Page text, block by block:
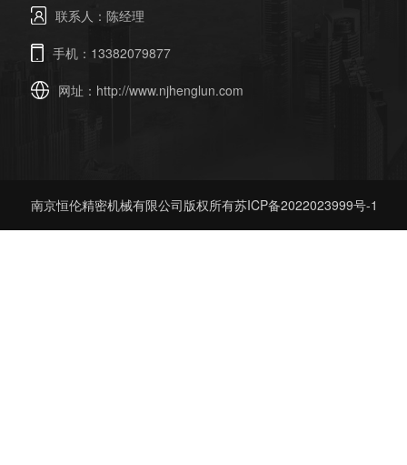
联系人：陈经理
手机：13382079877
网址： http://www.njhenglun.com
南京恒伦精密机械有限公司版权所有苏ICP备2022023999号-1